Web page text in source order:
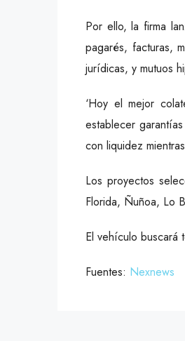
Por ello, la firma
pagarés, facturas,
jurídicas, y mutuos
‘Hoy el mejor
establecer
con liquidez
Los proyectos
Florida, Ñuñoa, Lo
El vehículo buscará
Fuentes: Nexnews